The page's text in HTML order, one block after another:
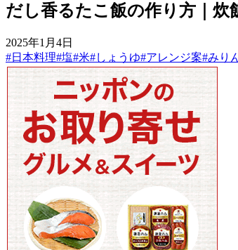
だし香るたこ飯の作り方｜炊
2025年1月4日
#日本料理#塩#米#しょうゆ#アレンジ案#みり